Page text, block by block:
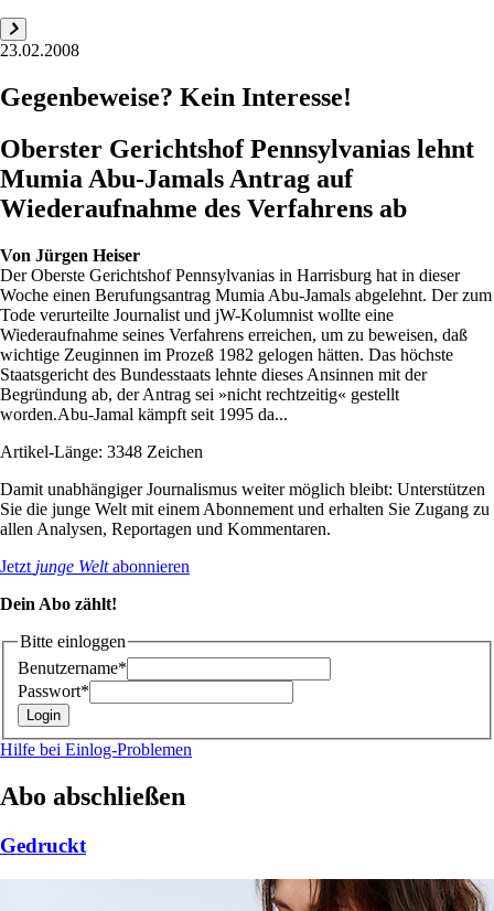
23.02.2008
Gegenbeweise? Kein Interesse!
Oberster Gerichtshof Pennsylvanias lehnt
Mumia Abu-Jamals Antrag auf
Wiederaufnahme des Verfahrens ab
Von Jürgen Heiser
Der Oberste Gerichtshof Pennsylvanias in Harrisburg hat in dieser
Woche einen Berufungsantrag Mumia Abu-Jamals abgelehnt. Der zum
Tode verurteilte Journalist und jW-Kolumnist wollte eine
Wiederaufnahme seines Verfahrens erreichen, um zu beweisen, daß
wichtige Zeuginnen im Prozeß 1982 gelogen hätten. Das höchste
Staatsgericht des Bundesstaats lehnte dieses Ansinnen mit der
Begründung ab, der Antrag sei »nicht rechtzeitig« gestellt
worden.Abu-Jamal kämpft seit 1995 da...
Artikel-Länge: 3348 Zeichen
Damit unabhängiger Journalismus weiter möglich bleibt: Unterstützen
Sie die junge Welt mit einem Abonnement und erhalten Sie Zugang zu
allen Analysen, Reportagen und Kommentaren.
Jetzt junge Weltabonnieren
Dein Abo zählt!
Bitte einloggen
Benutzername*
Passwort*
Hilfe bei Einlog-Problemen
Abo abschließen
Gedruckt